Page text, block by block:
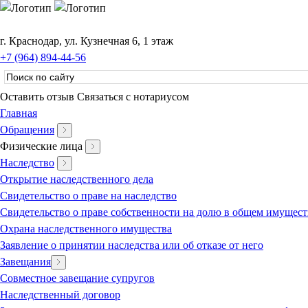
г. Краснодар, ул. Кузнечная 6, 1 этаж
+7 (964) 894-44-56
Оставить отзыв Связаться с нотариусом
Главная
Обращения
Физические лица
Наследство
Открытие наследственного дела
Свидетельство о праве на наследство
Свидетельство о праве собственности на долю в общем
Охрана наследственного имущества
Заявление о принятии наследства или об отказе от него
Завещания
Совместное завещание супругов
Наследственный договор